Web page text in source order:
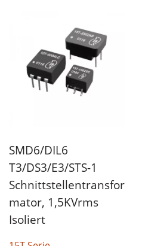
SMD6/DIL6
T3/DS3/E3/STS-1
Schnittstellentransfor
Mator, 1,5KVrms
Isoliert